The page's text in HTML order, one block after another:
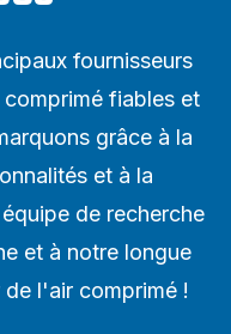
fournisseurs
fiables et
grâce à la
et à la
de recherche
et à notre longue
l'air comprimé !